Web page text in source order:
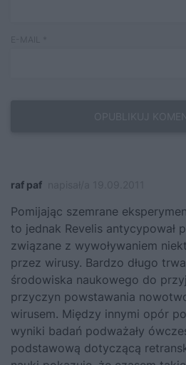
raf paf
Pomijając szemrane
to jednak Revelis antycypował
związane z wywoływaniem
przez wirusy. Bardzo długo
środowiska naukowego do
przyczyn powstawania
wirusem. Między innymi opór
wyniki badań podważały
podstawową dotyczącą